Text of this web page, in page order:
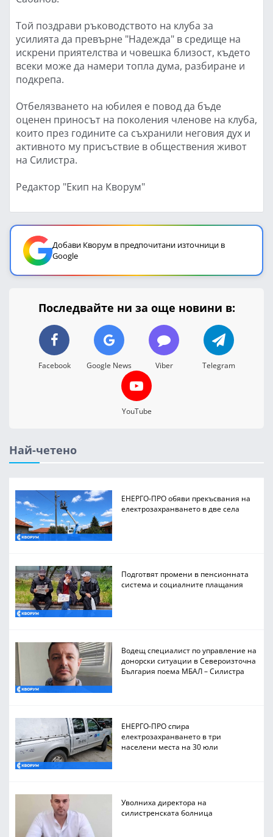
Той поздрави ръководството на клуба за
усилията да превърне "Надежда" в средище на
искрени приятелства и човешка близост, където
всеки може да намери топла дума, разбиране и
подкрепа.
Отбелязването на юбилея е повод да бъде
оценен приносът на поколения членове на клуба,
които през годините са съхранили неговия дух и
активното му присъствие в обществения живот
на Силистра.
Редактор "Екип на Кворум"
Добави Кворум в предпочитани източници в
Google
Последвайте ни за още новини в:
Facebook Google News Viber Telegram
YouTube
Най-четено
ЕНЕРГО-ПРО обяви прекъсвания на
електрозахранването в две села
Подготвят промени в пенсионната
система и социалните плащания
Водещ специалист по управление на
донорски ситуации в Североизточна
България поема МБАЛ – Силистра
ЕНЕРГО-ПРО спира
електрозахранването в три
населени места на 30 юли
Уволниха директора на
силистренската болница